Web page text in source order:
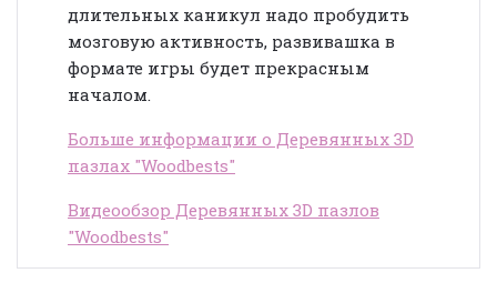
длительных каникул надо пробудить
мозговую активность, развивашка в
формате игры будет прекрасным
началом.
Больше информации о Деревянных 3D
пазлах "Woodbests"
Видеообзор Деревянных 3D пазлов
"Woodbests"